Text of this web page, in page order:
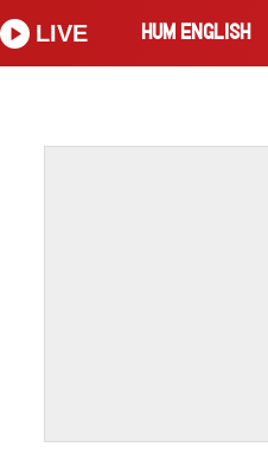
HUM ENGLISH
LIVE